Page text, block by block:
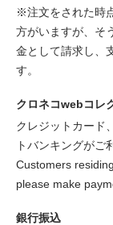
※注文をされた時
方がいますが、そ
金として請求し、
す。
クロネコwebコレ
クレジットカード
トバンキングがご
Customers
please make
銀行振込